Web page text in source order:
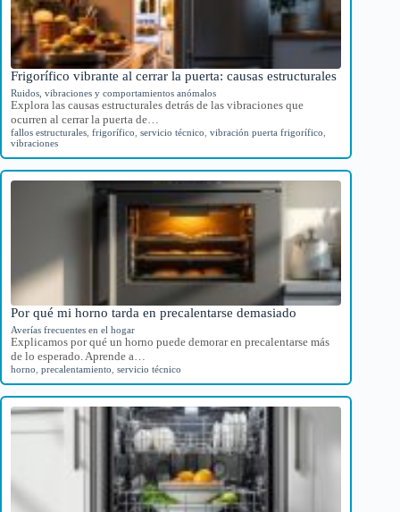
Frigorífico vibrante al cerrar la puerta: causas estructurales
Ruidos, vibraciones y comportamientos anómalos
Explora las causas estructurales detrás de las vibraciones que
ocurren al cerrar la puerta de…
fallos estructurales frigorífico servicio técnico vibración puerta frigorífico
vibraciones
Por qué mi horno tarda en precalentarse demasiado
Averías frecuentes en el hogar
Explicamos por qué un horno puede demorar en precalentarse más
de lo esperado. Aprende a…
horno precalentamiento servicio técnico